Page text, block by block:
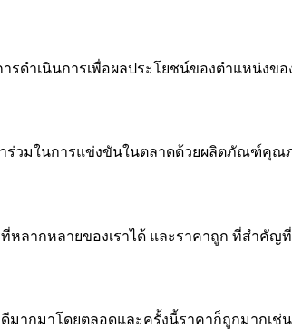
รดำเนินการเพื่อผลประโยชน์ของตำแหน่ง
ร่วมในการแข่งขันในตลาดด้วยผลิตภัณฑ์คุ
หลากหลายของเราได้ และราคาถูก ที่สำคั
ากมาโดยตลอดและครั้งนี้ราคาก็ถูกมากเช่